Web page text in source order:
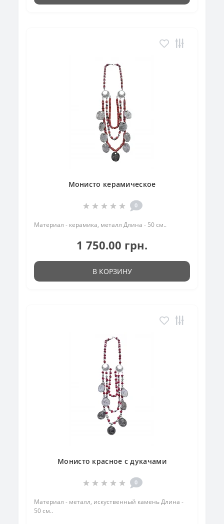
Монисто керамическое
0
Материал - керамика, металл Длина - 50 см..
1 750.00 грн.
В КОРЗИНУ
Монисто красное с дукачами
0
Материал - металл, искуственный камень Длина -
50 см..